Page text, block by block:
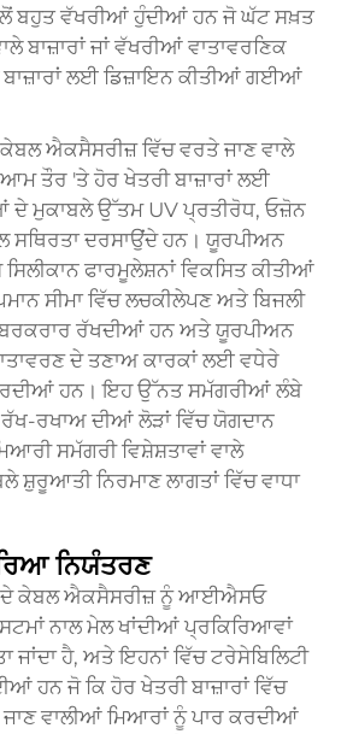
ਬਹੁਤ ਵੱਖਰੀਆਂ ਹੁੰਦੀਆਂ ਹਨ ਜੋ ਘੱਟ ਸਖ਼ਤ
ਬਾਜ਼ਾਰਾਂ ਜਾਂ ਵੱਖਰੀਆਂ ਵਾਤਾਵਰਣਿਕ
ਬਾਜ਼ਾਰਾਂ ਲਈ ਡਿਜ਼ਾਇਨ ਕੀਤੀਆਂ ਗਈਆਂ
ਐਕਸੈਸਰੀਜ਼ ਵਿੱਚ ਵਰਤੇ ਜਾਣ ਵਾਲੇ
ਤੌਰ 'ਤੇ ਹੋਰ ਖੇਤਰੀ ਬਾਜ਼ਾਰਾਂ ਲਈ
ਦੇ ਮੁਕਾਬਲੇ ਉੱਤਮ UV ਪ੍ਰਤੀਰੋਧ, ਓਜ਼ੋਨ
ਸਥਿਰਤਾ ਦਰਸਾਉਂਦੇ ਹਨ। ਯੂਰਪੀਅਨ
ਸਿਲੀਕਾਨ ਫਾਰਮੂਲੇਸ਼ਨਾਂ ਵਿਕਸਿਤ ਕੀਤੀਆਂ
ਸੀਮਾ ਵਿੱਚ ਲਚਕੀਲੇਪਣ ਅਤੇ ਬਿਜਲੀ
ਬਰਕਰਾਰ ਰੱਖਦੀਆਂ ਹਨ ਅਤੇ ਯੂਰਪੀਅਨ
ਦੇ ਤਣਾਅ ਕਾਰਕਾਂ ਲਈ ਵਧੇਰੇ
ਹਨ। ਇਹ ਉੱਨਤ ਸਮੱਗਰੀਆਂ ਲੰਬੇ
ਰਖਾਅ ਦੀਆਂ ਲੋੜਾਂ ਵਿੱਚ ਯੋਗਦਾਨ
ਸਮੱਗਰੀ ਵਿਸ਼ੇਸ਼ਤਾਵਾਂ ਵਾਲੇ
ਸ਼ੁਰੂਆਤੀ ਨਿਰਮਾਣ ਲਾਗਤਾਂ ਵਿੱਚ ਵਾਧਾ
ਨਿਯੰਤਰਣ
ਦੇ ਕੇਬਲ ਐਕਸੈਸਰੀਜ਼ ਨੂੰ ਆਈਐਸਓ
ਨਾਲ ਮੇਲ ਖਾਂਦੀਆਂ ਪ੍ਰਕਿਰਿਆਵਾਂ
ਜਾਂਦਾ ਹੈ, ਅਤੇ ਇਹਨਾਂ ਵਿੱਚ ਟਰੇਸੇਬਿਲਿਟੀ
ਹਨ ਜੋ ਕਿ ਹੋਰ ਖੇਤਰੀ ਬਾਜ਼ਾਰਾਂ ਵਿੱਚ
ਵਾਲੀਆਂ ਮਿਆਰਾਂ ਨੂੰ ਪਾਰ ਕਰਦੀਆਂ